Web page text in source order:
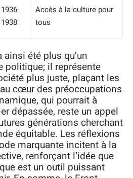
1936-
1938
Accès à la culture pour
tous
été plus qu’un
politique; il représente
plus juste, plaçant les
cœur des préoccupations
qui pourrait à
dépassée, reste un appel
générations cherchant
équitable. Les réflexions
marquante incitent à la
renforçant l’idée que
est un outil puissant